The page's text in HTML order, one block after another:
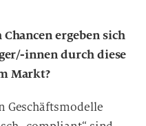
ergeben sich
innen durch diese
Markt?
Geschäftsmodelle